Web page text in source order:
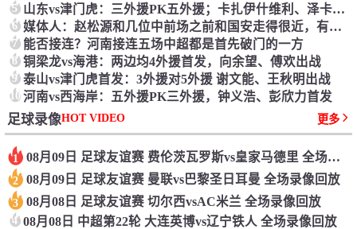
5 山东vs津门虎：三外援PK五外援；卡扎伊什维利、泽卡候补
6 媒体人：赵松源和几位中前场之前和国安走得很近，有人想先上大学
7 能否接连？河南接连五场中超都是首先破门的一方
8 铜梁龙vs海港：两边均4外援首发，向余望、傅欢出战
9 泰山vs津门虎首发：3外援对5外援 谢文能、王秋明出战
10河南vs西海岸：五外援PK三外援，钟义浩、彭欣力首发
足球录像HOT VIDEO 更多
1 08月09日 足球友谊赛 费伦茨瓦罗斯vs皇家马德里 全场录像回放
2 08月09日 足球友谊赛 曼联vs巴黎圣日耳曼 全场录像回放
3 08月08日 足球友谊赛 切尔西vsAC米兰 全场录像回放
4 08月08日 中超第22轮 大连英博vs辽宁铁人 全场录像回放